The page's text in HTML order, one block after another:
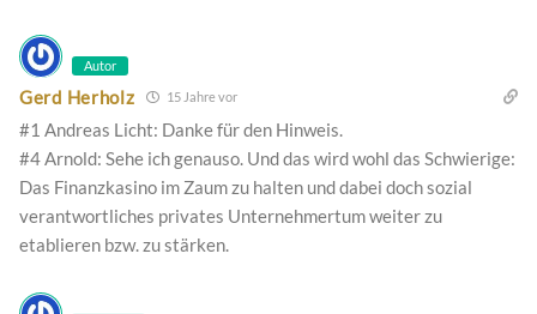
Autor
Gerd Herholz 15 Jahre vor
#1 Andreas Licht: Danke für den Hinweis.
#4 Arnold: Sehe ich genauso. Und das wird wohl das Schwierige:
Das Finanzkasino im Zaum zu halten und dabei doch sozial
verantwortliches privates Unternehmertum weiter zu
etablieren bzw. zu stärken.